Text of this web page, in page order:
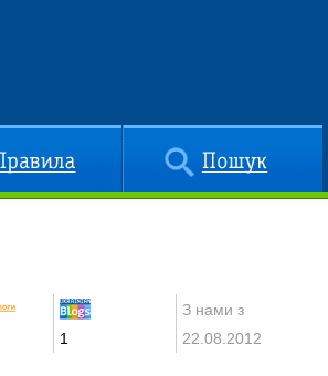
Пошук
З нами з
1 22.08.2012